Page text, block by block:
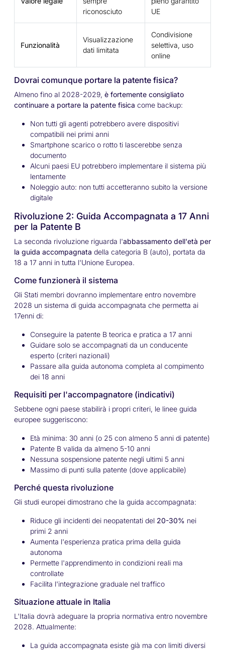
riconosciuto
UE
Funzionalità
Visualizzazione
dati limitata
Condivisione
selettiva, uso
online
Dovrai comunque portare la patente fisica?
Almeno fino al 2028-2029, è fortemente consigliato
continuare a portare la patente fisica come backup:
Non tutti gli agenti potrebbero avere dispositivi
compatibili nei primi anni
Smartphone scarico o rotto ti lascerebbe senza
documento
Alcuni paesi EU potrebbero implementare il sistema più
lentamente
Noleggio auto: non tutti accetteranno subito la versione
digitale
Rivoluzione 2: Guida Accompagnata a 17 Anni
per la Patente B
La seconda rivoluzione riguarda l'abbassamento dell'età per
la guida accompagnata della categoria B (auto), portata da
18 a 17 anni in tutta l'Unione Europea.
Come funzionerà il sistema
Gli Stati membri dovranno implementare entro novembre
2028 un sistema di guida accompagnata che permetta ai
17enni di:
Conseguire la patente B teorica e pratica a 17 anni
Guidare solo se accompagnati da un conducente
esperto (criteri nazionali)
Passare alla guida autonoma completa al compimento
dei 18 anni
Requisiti per l'accompagnatore (indicativi)
Sebbene ogni paese stabilirà i propri criteri, le linee guida
europee suggeriscono:
Età minima: 30 anni (o 25 con almeno 5 anni di patente)
Patente B valida da almeno 5-10 anni
Nessuna sospensione patente negli ultimi 5 anni
Massimo di punti sulla patente (dove applicabile)
Perché questa rivoluzione
Gli studi europei dimostrano che la guida accompagnata:
Riduce gli incidenti dei neopatentati del 20-30% nei
primi 2 anni
Aumenta l'esperienza pratica prima della guida
autonoma
Permette l'apprendimento in condizioni reali ma
controllate
Facilita l'integrazione graduale nel traffico
Situazione attuale in Italia
L'Italia dovrà adeguare la propria normativa entro novembre
2028. Attualmente:
La guida accompagnata esiste già ma con limiti diversi